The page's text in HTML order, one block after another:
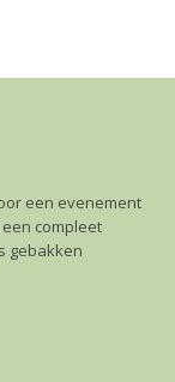
een evenement
compleet
gebakken